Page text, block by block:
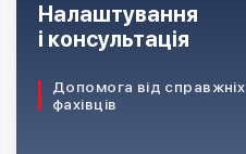
Допомога від справжніх
фахівців
Налаштування
і консультація